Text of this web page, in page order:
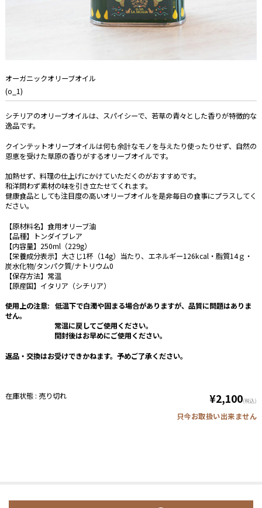
オーガニックオリーブオイル
(o_1)
シチリアのオリーブオイルは、スパイシーで、若草の青々とした香りが特徴的な
逸品です。
クインテットオリーブオイルは何も余計なモノを与えたり使ったりせず、自然の
恩恵を受けた草原の香りがするオリーブオイルです。
加熱せず、料理の仕上げにかけていただくのがおすすめです。
和洋問わず素材の味を引き立たせてくれます。
健康食品としても注目度の高いオリーブオイルを是非毎日の食事にプラスしてく
ださい。
【原材料名】食用オリーブ油
【品種】トンダイブレア
【内容量】250ml（229g）
【栄養成分表示】大さじ1杯（14g）当たり、エネルギー126kcal・脂質14ｇ・
炭水化物/タンパク質/ナトリウム0
【保存方法】常温
【原産国】イタリア（シチリア）
使用上の注意: 低温下で白濁や固まる場合がありますが、品質に問題はありま
せん。
常温に戻してご使用ください。
開封後はお早めにご使用ください。
返品・交換はお受けできかねます。予めご了承ください。
在庫状態 : 売り切れ ¥2,100(税込)
只今お取扱い出来ません